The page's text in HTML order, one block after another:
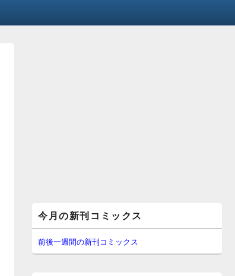
イ
ン
サ
イ
今月の新刊コミックス
前後一週間の新刊コミックス